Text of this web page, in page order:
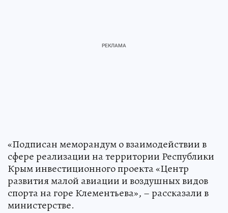
«Подписан меморандум о взаимодействии в
сфере реализации на территории Республики
Крым инвестиционного проекта «Центр
развития малой авиации и воздушных видов
спорта на горе Клементьева», – рассказали в
министерстве.